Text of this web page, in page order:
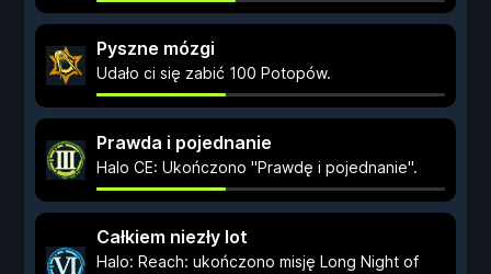
Pyszne mózgi
Udało ci się zabić 100 Potopów.
Prawda i pojednanie
Halo CE: Ukończono "Prawdę i pojednanie".
Całkiem niezły lot
Halo: Reach: ukończono misję Long Night of